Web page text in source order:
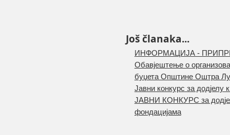
Još članaka...
ИНФОРМАЦИЈА -
Обавјештење о
буџета Општине Оштра
Јавни конкурс за
ЈАВНИ КОНКУРС за
фондацијама